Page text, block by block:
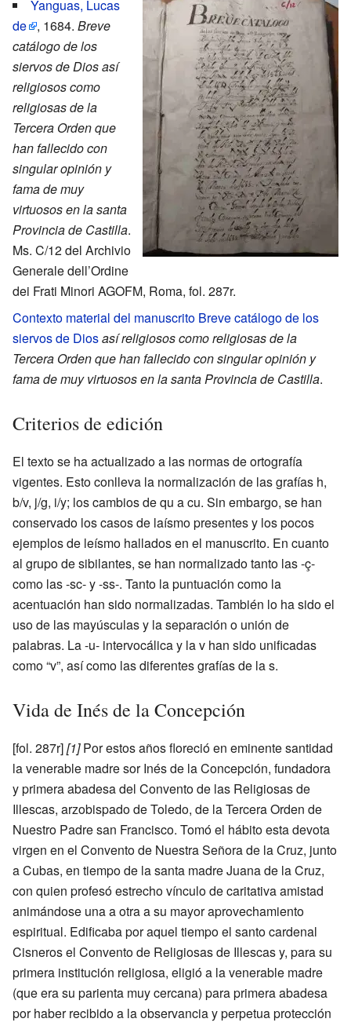
Yanguas, Lucas
de
, 1684. Breve
catálogo de los
siervos de Dios así
religiosos como
religiosas de la
Tercera Orden que
han fallecido con
singular opinión y
fama de muy
virtuosos en la santa
Provincia de Castilla.
Ms. C/12 del Archivio
Generale dell’Ordine
dei Frati Minori AGOFM, Roma, fol. 287r.
Contexto material del manuscrito Breve catálogo de los
siervos de Diosasí religiosos como religiosas de la
Tercera Orden que han fallecido con singular opinión y
fama de muy virtuosos en la santa Provincia de Castilla.
Criterios de edición
El texto se ha actualizado a las normas de ortografía
vigentes. Esto conlleva la normalización de las grafías h,
b/v, j/g, i/y; los cambios de qu a cu. Sin embargo, se han
conservado los casos de laísmo presentes y los pocos
ejemplos de leísmo hallados en el manuscrito. En cuanto
al grupo de sibilantes, se han normalizado tanto las -ç-
como las -sc- y -ss-. Tanto la puntuación como la
acentuación han sido normalizadas. También lo ha sido el
uso de las mayúsculas y la separación o unión de
palabras. La -u- intervocálica y la v han sido unificadas
como “v”, así como las diferentes grafías de la s.
Vida de Inés de la Concepción
[fol. 287r][1]Por estos años floreció en eminente santidad
la venerable madre sor Inés de la Concepción, fundadora
y primera abadesa del Convento de las Religiosas de
Illescas, arzobispado de Toledo, de la Tercera Orden de
Nuestro Padre san Francisco. Tomó el hábito esta devota
virgen en el Convento de Nuestra Señora de la Cruz, junto
a Cubas, en tiempo de la santa madre Juana de la Cruz,
con quien profesó estrecho vínculo de caritativa amistad
animándose una a otra a su mayor aprovechamiento
espiritual. Edificaba por aquel tiempo el santo cardenal
Cisneros el Convento de Religiosas de Illescas y, para su
primera institución religiosa, eligió a la venerable madre
(que era su parienta muy cercana) para primera abadesa
por haber recibido a la observancia y perpetua protección